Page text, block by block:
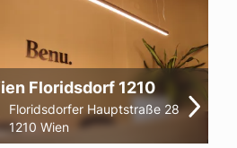
Floridsdorf 1210
Floridsdorfer Hauptstraße 28
1210 Wien